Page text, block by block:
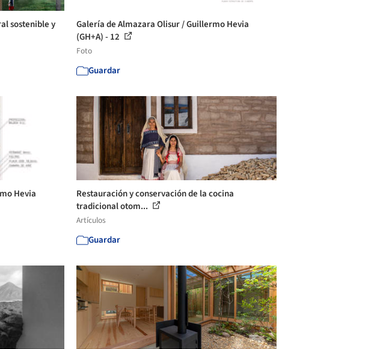
sostenible y
Galería de Almazara Olisur / Guillermo Hevia
(GH+A) - 12
Foto
Guardar
Hevia
Restauración y conservación de la cocina
tradicional otom...
Artículos
Guardar